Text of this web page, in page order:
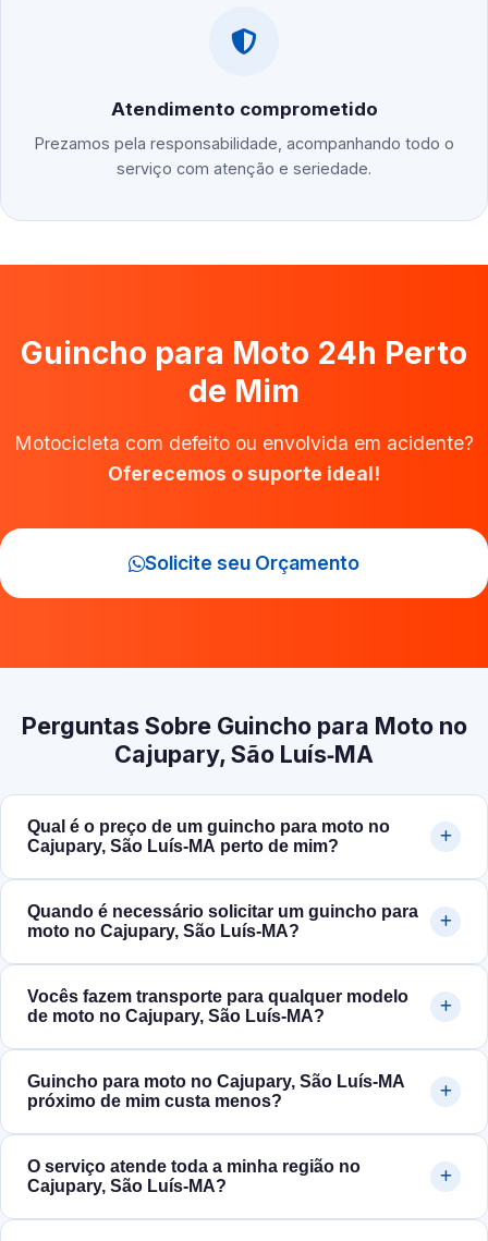
Atendimento comprometido
Prezamos pela responsabilidade, acompanhando todo o
serviço com atenção e seriedade.
Guincho para Moto 24h Perto
de Mim
Motocicleta com defeito ou envolvida em acidente?
Oferecemos o suporte ideal!
Solicite seu Orçamento
Perguntas Sobre Guincho para Moto no
Cajupary, São Luís‑MA
Qual é o preço de um guincho para moto no
Cajupary, São Luís‑MA perto de mim?
Quando é necessário solicitar um guincho para
moto no Cajupary, São Luís‑MA?
Vocês fazem transporte para qualquer modelo
de moto no Cajupary, São Luís‑MA?
Guincho para moto no Cajupary, São Luís‑MA
próximo de mim custa menos?
O serviço atende toda a minha região no
Cajupary, São Luís‑MA?